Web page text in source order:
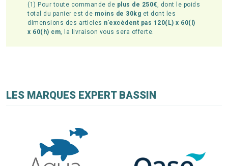
(1) Pour toute commande de plus de 250€, dont le poids
total du panier est de moins de 30kg et dont les
dimensions des articles n'excèdent pas 120(L) x 60(l)
x 60(h) cm, la livraison vous sera offerte.
LES MARQUES EXPERT BASSIN